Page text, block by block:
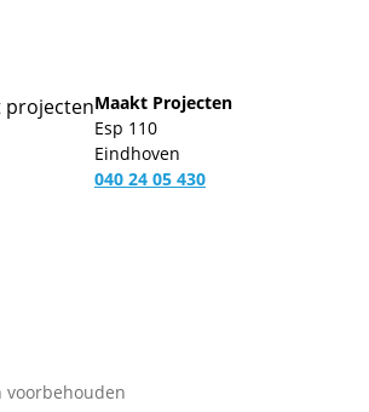
Maakt Projecten
Esp 110
Eindhoven
040 24 05 430